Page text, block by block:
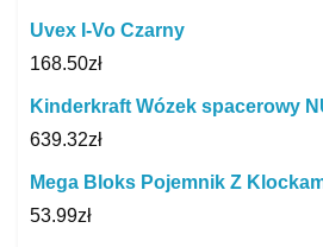
Uvex I-Vo Czarny
168.50zł
Kinderkraft Wózek spacerowy
639.32zł
Mega Bloks Pojemnik Z
53.99zł